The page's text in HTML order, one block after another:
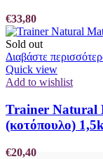
€33,80
Sold out
Διαβάστε
Quick view
Add to wishlist
Trainer Natural
(κοτόπουλο)
€20,40